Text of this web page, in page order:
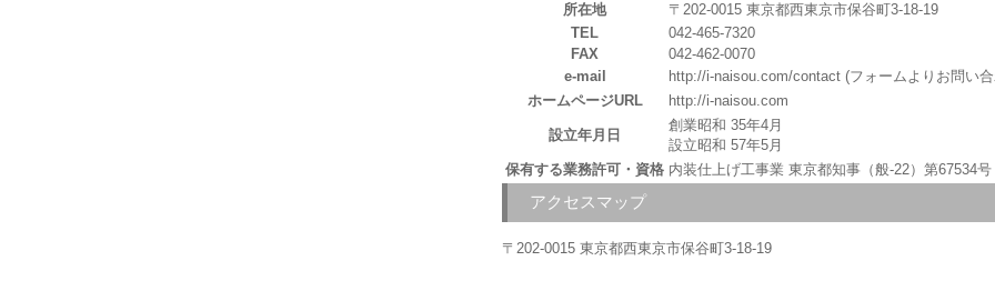
所在地
〒202-0015 東京都西東京市保谷町3-18-19
TEL
042-465-7320
FAX
042-462-0070
e-mail
http://i-naisou.com/contact (フォームよりお問い
ホームページURL
http://i-naisou.com
設立年月日
創業昭和 35年4月
設立昭和 57年5月
保有する業務許可・資格 内装仕上げ工事業 東京都知事（般-22）第67534号
アクセスマップ
〒202-0015 東京都西東京市保谷町3-18-19